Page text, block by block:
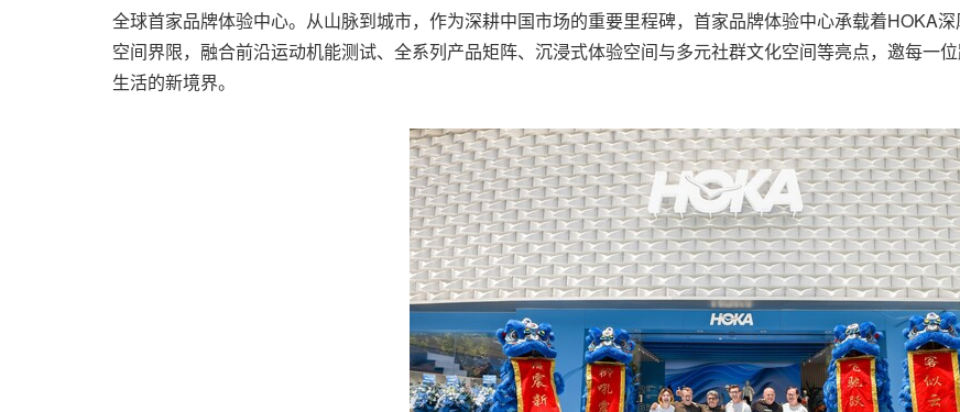
全球首家品牌体验中心。从山脉到城市，作为深耕中国市场的重要里程碑，首家品牌体验中心承载着HOKA
空间界限，融合前沿运动机能测试、全系列产品矩阵、沉浸式体验空间与多元社群文化空间等亮点，邀每一
生活的新境界。